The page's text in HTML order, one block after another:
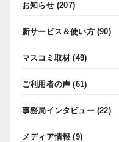
お知らせ(207)
新サービス＆使い方(90)
マスコミ取材 (49)
ご利用者の声 (61)
事務局インタビュー(22)
メディア情報 (9)